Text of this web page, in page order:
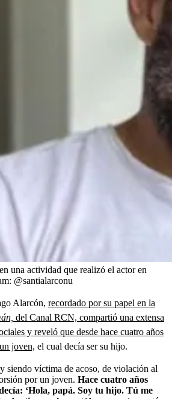
una actividad que realizó el actor en
@santialarconu
Alarcón, recordado por su papel en la
del Canal RCN, compartió una extensa
y reveló que desde hace cuatro años
joven, el cual decía ser su hijo.
siendo víctima de acoso, de violación al
por un joven. Hace cuatro años
‘Hola, papá. Soy tu hijo. Tú me